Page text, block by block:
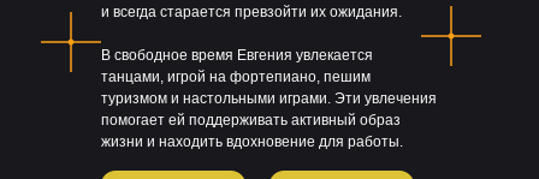
и всегда старается превзойти их ожидания.
В свободное время Евгения увлекается
танцами, игрой на фортепиано, пешим
туризмом и настольными играми. Эти увлечения
помогает ей поддерживать активный образ
жизни и находить вдохновение для работы.